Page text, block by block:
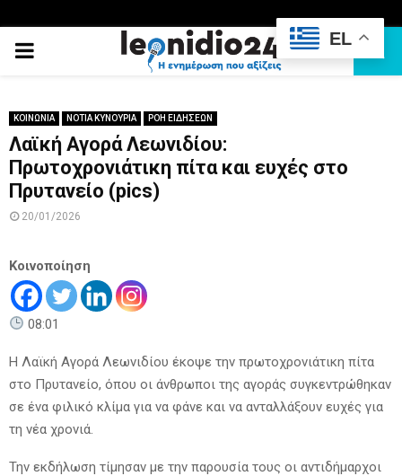
PRIMARY
ΚΟΙΝΩΝΙΑ ΝΟΤΙΑ ΚΥΝΟΥΡΙΑ ΡΟΗ ΕΙΔΗΣΕΩΝ
Λαϊκή Αγορά Λεωνιδίου:
Πρωτοχρονιάτικη πίτα και ευχές στο
Πρυτανείο (pics)
20/01/2026
Κοινοποίηση
08:01
Η Λαϊκή Αγορά Λεωνιδίου έκοψε την πρωτοχρονιάτικη πίτα
στο Πρυτανείο, όπου οι άνθρωποι της αγοράς συγκεντρώθηκαν
σε ένα φιλικό κλίμα για να φάνε και να ανταλλάξουν ευχές για
τη νέα χρονιά.
Την εκδήλωση τίμησαν με την παρουσία τους οι αντιδήμαρχοι
EL